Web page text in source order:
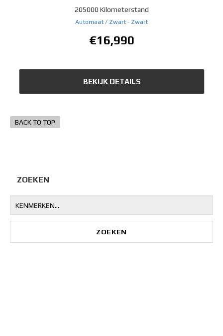
205000 Kilometerstand
Automaat / Zwart - Zwart
€16,990
BEKIJK DETAILS
BACK TO TOP
ZOEKEN